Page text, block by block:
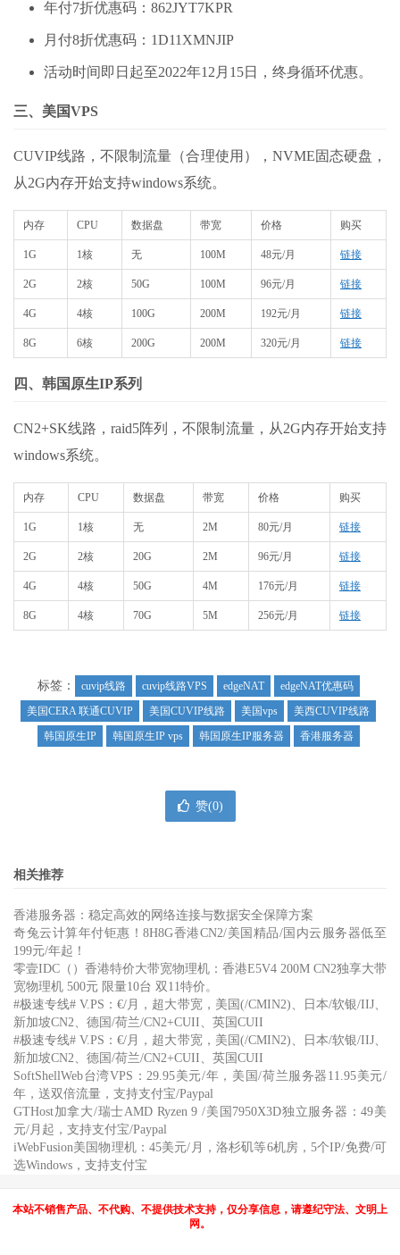
年付7折优惠码：862JYT7KPR
月付8折优惠码：1D11XMNJIP
活动时间即日起至2022年12月15日，终身循环优惠。
三、美国VPS
CUVIP线路，不限制流量（合理使用），NVME固态硬盘，
从2G内存开始支持windows系统。
内存 CPU 数据盘 带宽 价格 购买
1G 1核 无 100M 48元/月 链接
2G 2核 50G 100M 96元/月 链接
4G 4核 100G 200M 192元/月 链接
8G 6核 200G 200M 320元/月 链接
四、韩国原生IP系列
CN2+SK线路，raid5阵列，不限制流量，从2G内存开始支持
windows系统。
内存 CPU 数据盘 带宽 价格 购买
1G 1核 无 2M 80元/月 链接
2G 2核 20G 2M 96元/月 链接
4G 4核 50G 4M 176元/月 链接
8G 4核 70G 5M 256元/月 链接
标签： cuvip线路 cuvip线路VPS edgeNAT
edgeNAT优惠码
美国CERA 联通CUVIP
美国CUVIP线路 美国vps
美西CUVIP线路
韩国原生IP
韩国原生IP vps 韩国原生IP服务器 香港服务器
赞(0)
相关推荐
香港服务器：稳定高效的网络连接与数据安全保障方案
奇兔云计算年付钜惠！8H8G香港CN2/美国精品/国内云服务器低至
199元/年起！
零壹IDC（）香港特价大带宽物理机：香港E5V4 200M CN2独享大带
宽物理机 500元 限量10台 双11特价。
#极速专线# V.PS：€/月，超大带宽，美国(/CMIN2)、日本/软银/IIJ、
新加坡CN2、德国/荷兰/CN2+CUII、英国CUII
#极速专线# V.PS：€/月，超大带宽，美国(/CMIN2)、日本/软银/IIJ、
新加坡CN2、德国/荷兰/CN2+CUII、英国CUII
SoftShellWeb台湾VPS：29.95美元/年，美国/荷兰服务器11.95美元/
年，送双倍流量，支持支付宝/Paypal
GTHost加拿大/瑞士AMD Ryzen 9 /美国7950X3D独立服务器：49美
元/月起，支持支付宝/Paypal
iWebFusion美国物理机：45美元/月，洛杉矶等6机房，5个IP/免费/可
选Windows，支持支付宝
本站不销售产品、不代购、不提供技术支持，仅分享信息，请遵纪守法、文明上
网。